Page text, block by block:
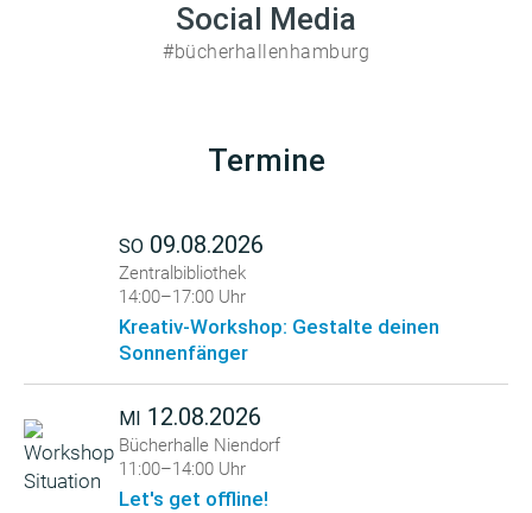
Social Media
#bücherhallenhamburg
Termine
SO 09.08.2026
Zentralbibliothek
14:00–17:00 Uhr
Kreativ-Workshop: Gestalte deinen
Sonnenfänger
MI 12.08.2026
Bücherhalle Niendorf
11:00–14:00 Uhr
Let's get offline!